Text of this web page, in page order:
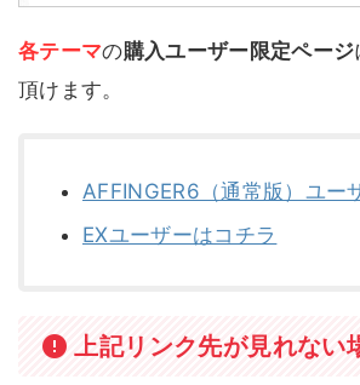
各テーマの購入ユーザー限定ページ
頂けます。
AFFINGER6（通常版）ユー
EXユーザーはコチラ
上記リンク先が見れない